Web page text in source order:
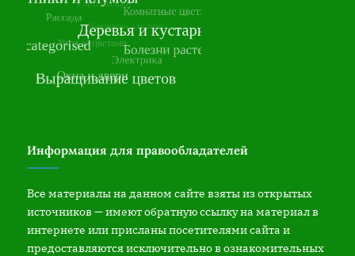
Информация для правообладателей
Все материалы на данном сайте взяты из открытых
источников — имеют обратную ссылку на материал в
интернете или присланы посетителями сайта и
предоставляются исключительно в ознакомительных